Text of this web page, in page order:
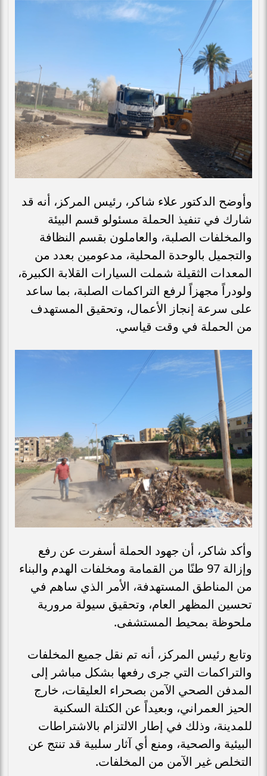
وأوضح الدكتور علاء شاكر، رئيس المركز، أنه قد
شارك في تنفيذ الحملة مسئولو قسم البيئة
والمخلفات الصلبة، والعاملون بقسم النظافة
والتجميل بالوحدة المحلية، مدعومين بعدد من
المعدات الثقيلة شملت السيارات القلابة الكبيرة،
ولودراً مجهزاً لرفع التراكمات الصلبة، بما ساعد
على سرعة إنجاز الأعمال، وتحقيق المستهدف
من الحملة في وقت قياسي.
وأكد شاكر، أن جهود الحملة أسفرت عن رفع
وإزالة 97 طنًا من القمامة ومخلفات الهدم والبناء
من المناطق المستهدفة، الأمر الذي ساهم في
تحسين المظهر العام، وتحقيق سيولة مرورية
ملحوظة بمحيط المستشفى.
وتابع رئيس المركز، أنه تم نقل جميع المخلفات
والتراكمات التي جرى رفعها بشكل مباشر إلى
المدفن الصحي الآمن بصحراء العليقات، خارج
الحيز العمراني، وبعيداً عن الكتلة السكنية
للمدينة، وذلك في إطار الالتزام بالاشتراطات
البيئية والصحية، ومنع أي آثار سلبية قد تنتج عن
التخلص غير الآمن من المخلفات.